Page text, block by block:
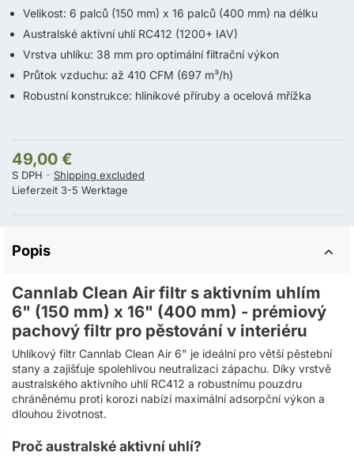
Velikost: 6 palců (150 mm) x 16 palců (400 mm) na délku
Australské aktivní uhlí RC412 (1200+ IAV)
Vrstva uhlíku: 38 mm pro optimální filtrační výkon
Průtok vzduchu: až 410 CFM (697 m³/h)
Robustní konstrukce: hliníkové příruby a ocelová mřížka
49,00 €
S DPH
Shipping excluded
Lieferzeit 3-5 Werktage
Popis
Cannlab Clean Air filtr s aktivním uhlím
6" (150 mm) x 16" (400 mm) - prémiový
pachový filtr pro pěstování v interiéru
Uhlíkový filtr Cannlab Clean Air 6" je ideální pro větší pěstební
stany a zajišťuje spolehlivou neutralizaci zápachu. Díky vrstvě
australského aktivního uhlí RC412 a robustnímu pouzdru
chráněnému proti korozi nabízí maximální adsorpční výkon a
dlouhou životnost.
Proč australské aktivní uhlí?